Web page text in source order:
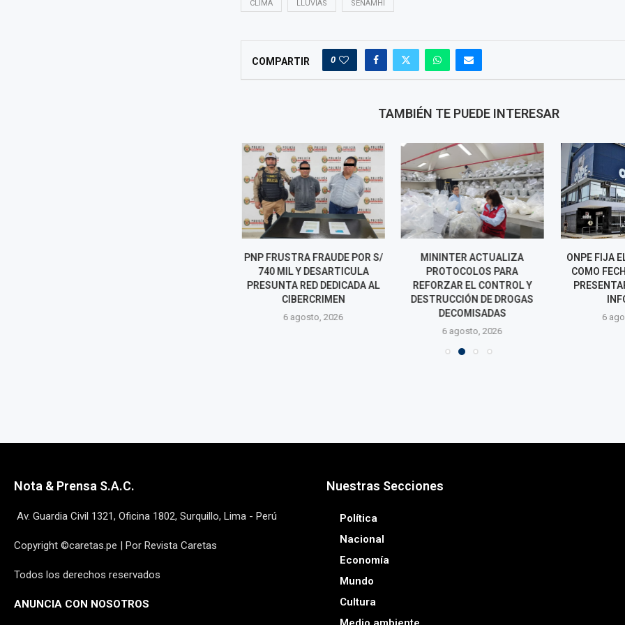
CLIMA LLUVIAS SENAMHI
COMPARTIR 0
TAMBIÉN TE PUEDE INTERESAR
PNP FRUSTRA FRAUDE POR S/
740 MIL Y DESARTICULA
PRESUNTA RED DEDICADA AL
CIBERCRIMEN
6 agosto, 2026
MININTER ACTUALIZA
PROTOCOLOS PARA
REFORZAR EL CONTROL Y
DESTRUCCIÓN DE DROGAS
DECOMISADAS
6 agosto, 2026
ONPE FIJA
COMO
6
Nota & Prensa S.A.C.
Av. Guardia Civil 1321, Oficina 1802, Surquillo, Lima - Perú
Copyright ©caretas.pe | Por Revista Caretas
Todos los derechos reservados
ANUNCIA CON NOSOTROS
Nuestras Secciones
Política
Nacional
Economía
Mundo
Cultura